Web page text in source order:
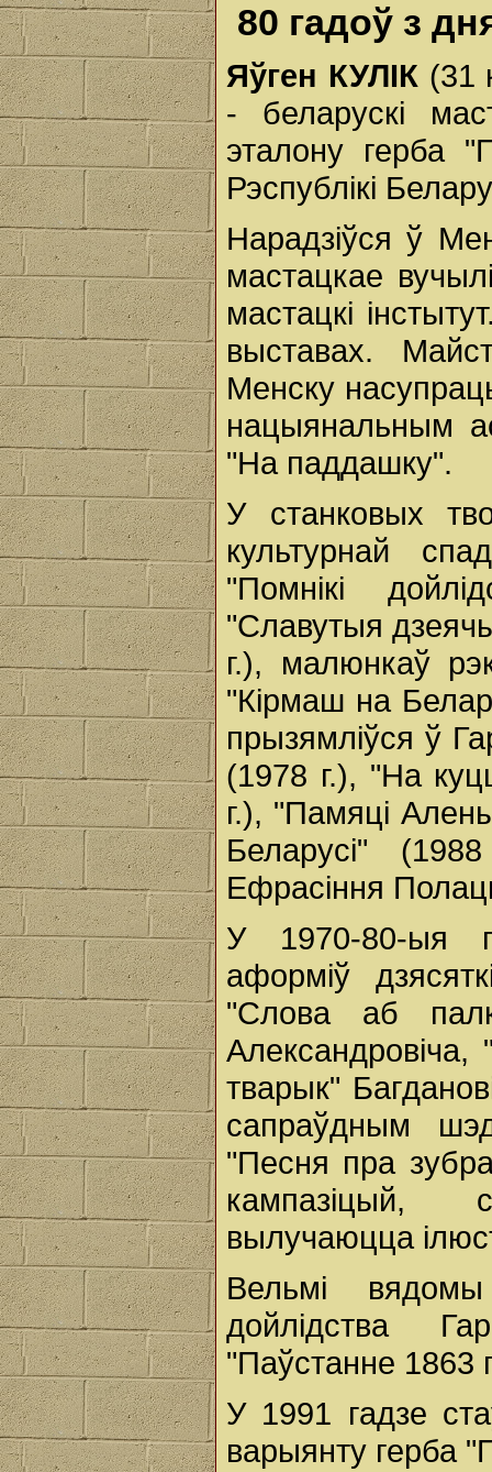
80 гадоў з
Яўген КУЛІК (31
- беларускі
эталону герба
Рэспублікі
Нарадзіўся ў
мастацкае
мастацкі
выставах.
Менску
нацыянальным
"На паддашку".
У станковых
культурнай
"Помнікі
"Славутыя дзеячы
г.), малюнкаў
"Кірмаш на
прызямліўся ў
(1978 г.), "На
г.), "Памяці
Беларусі"
Ефрасіння
У 1970-80-ыя
аформіў
"Слова аб
тварык"
сапраўдным
"Песня пра
кампазіцый,
вылучаюцца
Вельмі
дойлідства
"Паўстанне 1863
У 1991 гадзе
варыянту герба